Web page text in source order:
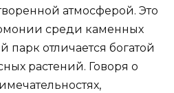
атмосферой. Это
среди каменных
отличается богатой
растений. Говоря о